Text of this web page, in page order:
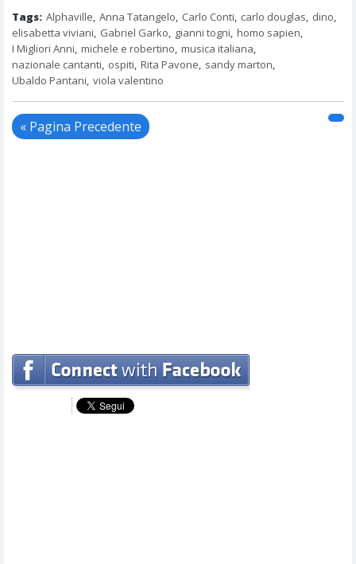
Tags: Alphaville, Anna Tatangelo, Carlo Conti, carlo douglas, dino,
elisabetta viviani, Gabriel Garko, gianni togni, homo sapien,
I Migliori Anni, michele e robertino, musica italiana,
nazionale cantanti, ospiti, Rita Pavone, sandy marton,
Ubaldo Pantani, viola valentino
« Pagina Precedente